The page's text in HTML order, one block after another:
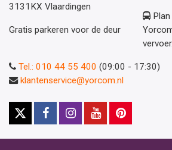
3131KX Vlaardingen
Gratis parkeren voor de deur
Plan
vervoer.
Tel.: 010 44 55 400 (09:00 - 17:30)
klantenservice@yorcom.nl